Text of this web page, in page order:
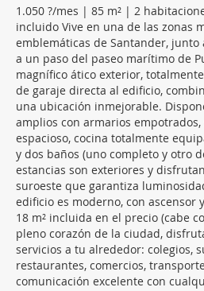
1.050 ?/mes | 85 m² | 2
incluido Vive en una de las zonas
emblemáticas de Santander, junto
a un paso del paseo marítimo de
magnífico ático exterior,
de garaje directa al edificio,
una ubicación inmejorable.
amplios con armarios
espacioso, cocina totalmente
y dos baños (uno completo y otro
estancias son exteriores y
suroeste que garantiza
edificio es moderno, con ascensor
18 m² incluida en el precio (cabe
pleno corazón de la ciudad,
servicios a tu alrededor: colegios,
restaurantes, comercios,
comunicación excelente con